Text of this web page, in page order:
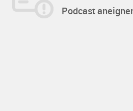
Podcast